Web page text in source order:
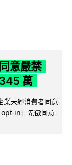
意嚴禁
萬
業未經消費者同意
in」先徵同意